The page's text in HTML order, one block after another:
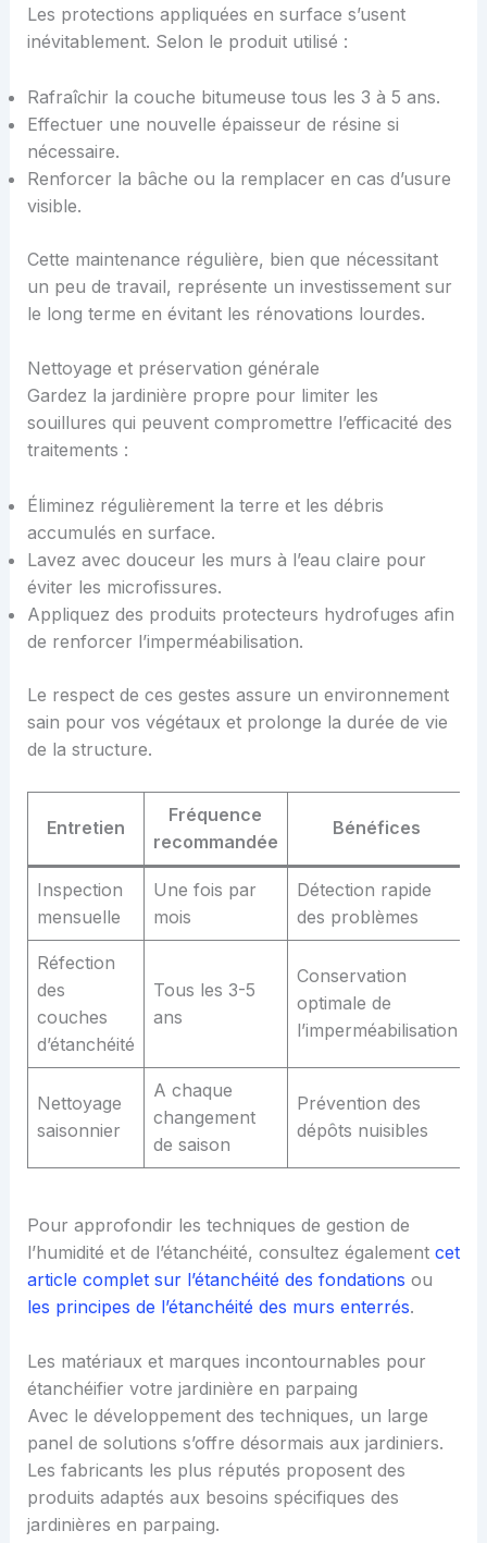
Les protections appliquées en surface s’usent
inévitablement. Selon le produit utilisé :
Rafraîchir la couche bitumeuse tous les 3 à 5 ans.
Effectuer une nouvelle épaisseur de résine si
nécessaire.
Renforcer la bâche ou la remplacer en cas d’usure
visible.
Cette maintenance régulière, bien que nécessitant
un peu de travail, représente un investissement sur
le long terme en évitant les rénovations lourdes.
Nettoyage et préservation générale
Gardez la jardinière propre pour limiter les
souillures qui peuvent compromettre l’efficacité des
traitements :
Éliminez régulièrement la terre et les débris
accumulés en surface.
Lavez avec douceur les murs à l’eau claire pour
éviter les microfissures.
Appliquez des produits protecteurs hydrofuges afin
de renforcer l’imperméabilisation.
Le respect de ces gestes assure un environnement
sain pour vos végétaux et prolonge la durée de vie
de la structure.
Entretien
Fréquence
recommandée
Bénéfices
Inspection
mensuelle
Une fois par
mois
Détection rapide
des problèmes
Réfection
des
couches
d’étanchéité
Tous les 3-5
ans
Conservation
optimale de
l’imperméabilisation
Nettoyage
saisonnier
A chaque
changement
de saison
Prévention des
dépôts nuisibles
Pour approfondir les techniques de gestion de
l’humidité et de l’étanchéité, consultez également cet
article complet sur l’étanchéité des fondations ou
les principes de l’étanchéité des murs enterrés.
Les matériaux et marques incontournables pour
étanchéifier votre jardinière en parpaing
Avec le développement des techniques, un large
panel de solutions s’offre désormais aux jardiniers.
Les fabricants les plus réputés proposent des
produits adaptés aux besoins spécifiques des
jardinières en parpaing.